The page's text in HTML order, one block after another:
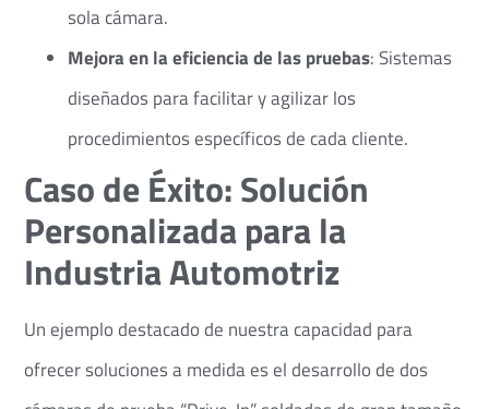
sola cámara.​
Mejora en la eficiencia de las pruebas: Sistemas
diseñados para facilitar y agilizar los
procedimientos específicos de cada cliente.​
Caso de Éxito: Solución
Personalizada para la
Industria Automotriz
Un ejemplo destacado de nuestra capacidad para
ofrecer soluciones a medida es el desarrollo de dos